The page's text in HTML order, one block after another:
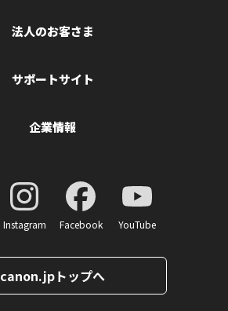
法人のお客さま
サポートサイト
企業情報
Instagram Facebook YouTube
canon.jpトップへ